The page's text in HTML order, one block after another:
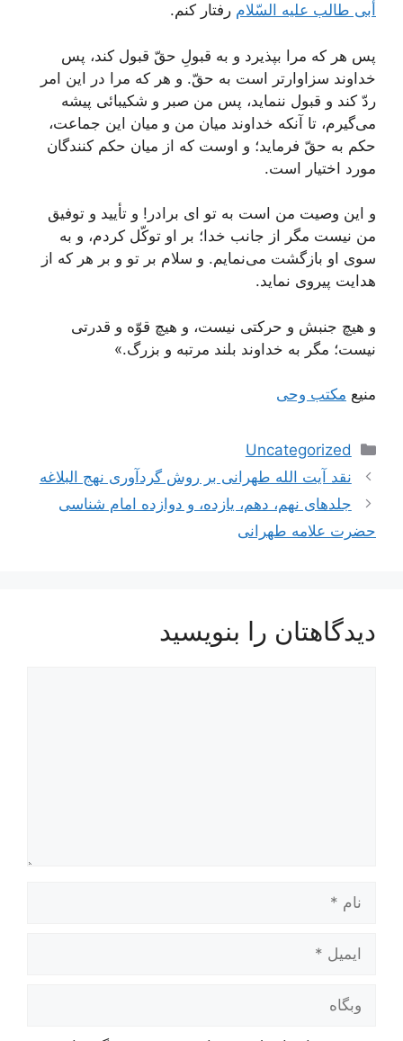
أبى طالب علیه السّلام رفتار كنم.
پس هر كه مرا بپذیرد و به قبولِ حقّ قبول كند، پس
خداوند سزاوارتر است به حقّ. و هر كه مرا در این امر
ردّ كند و قبول ننماید، پس من صبر و شكیبائى پیشه
مى‌گیرم، تا آنكه خداوند میان من و میان این جماعت،
حكم به حقّ فرماید؛ و اوست كه از میان حكم كنندگان
مورد اختیار است.
و این وصیت من است به تو اى برادر! و تأیید و توفیق
من نیست مگر از جانب خدا؛ بر او توكّل كردم، و به
سوى او بازگشت مى‌نمایم. و سلام بر تو و بر هر كه از
هدایت پیروى نماید.
و هیچ جنبش و حركتى نیست، و هیچ قوّه و قدرتى
نیست؛ مگر به خداوند بلند مرتبه و بزرگ.»
منیع مکتب وحی
دسته‌ها
Uncategorized
ناوبری
نوشته‌ها
نقد آیت الله طهرانی بر روش گردآوری نهج البلاغه
جلدهای نهم، دهم، یازده، و دوازده امام شناسی
حضرت علامه طهرانی
دیدگاهتان را بنویسید
ایمیل
وبگاه